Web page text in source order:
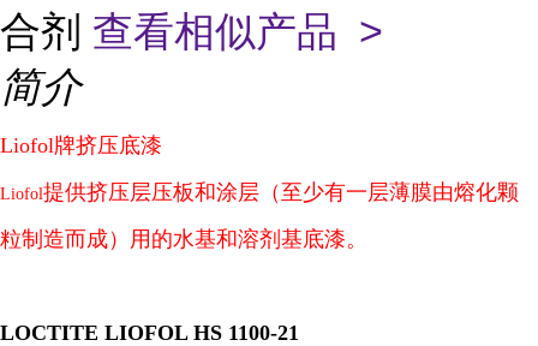
合剂 查看相似产品 >
简介
Liofol牌挤压底漆
Liofol提供挤压层压板和涂层（至少有一层薄膜由熔化颗
粒制造而成）用的水基和溶剂基底漆。
LOCTITE LIOFOL HS 1100-21